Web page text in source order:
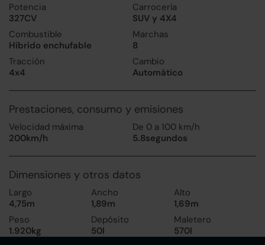
Potencia
327CV
Carrocería
SUV y 4X4
Combustible
Híbrido enchufable
Marchas
8
Tracción
4x4
Cambio
Automático
Prestaciones, consumo y emisiones
Velocidad máxima
200km/h
De 0 a 100 km/h
5.8segundos
Dimensiones y otros datos
Largo
4,75m
Ancho
1,89m
Alto
1,69m
Peso
1.920kg
Depósito
50l
Maletero
570l